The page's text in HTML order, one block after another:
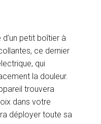
petit boîtier à
ce dernier
qui
la douleur.
trouvera
dans votre
déployer toute sa